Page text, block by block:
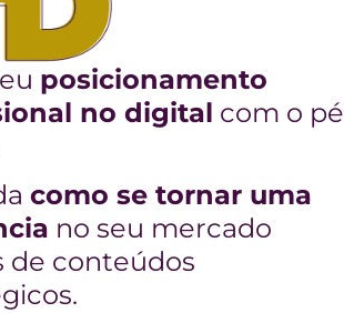
posicionamento
no digital com o pé
como se tornar uma
no seu mercado
de conteúdos